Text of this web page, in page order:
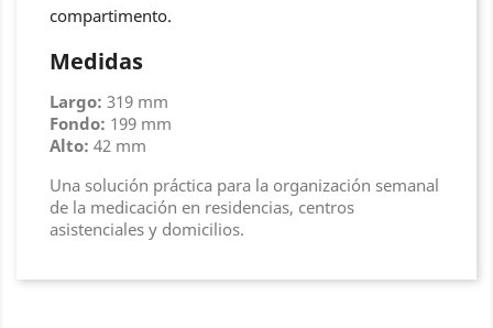
compartimento.
Medidas
Largo: 319 mm
Fondo: 199 mm
Alto: 42 mm
Una solución práctica para la organización semanal
de la medicación en residencias, centros
asistenciales y domicilios.